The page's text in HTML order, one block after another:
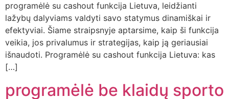
programėlė su cashout funkcija Lietuva, leidžianti
lažybų dalyviams valdyti savo statymus dinamiškai ir
efektyviai. Šiame straipsnyje aptarsime, kaip ši funkcija
veikia, jos privalumus ir strategijas, kaip ją geriausiai
išnaudoti. Programėlė su cashout funkcija Lietuva: kas
[…]
programėlė be klaidų sporto